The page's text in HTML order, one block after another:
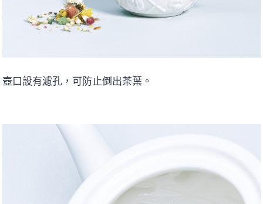
壺口設有濾孔，可防止倒出茶葉。